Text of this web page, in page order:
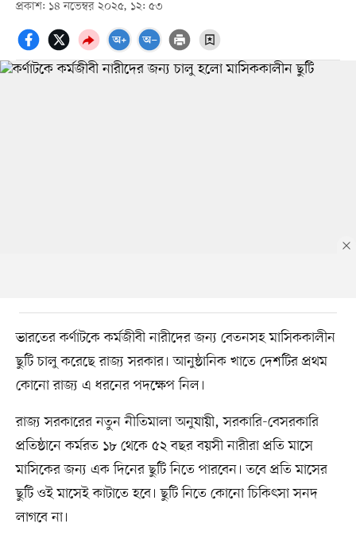
প্রকাশ: ১৪ নভেম্বর ২০২৫, ১২: ৫৩
ভারতের কর্ণাটকে কর্মজীবী নারীদের জন্য বেতনসহ মাসিককালীন
ছুটি চালু করেছে রাজ্য সরকার। আনুষ্ঠানিক খাতে দেশটির প্রথম
কোনো রাজ্য এ ধরনের পদক্ষেপ নিল।
রাজ্য সরকারের নতুন নীতিমালা অনুযায়ী, সরকারি-বেসরকারি
প্রতিষ্ঠানে কর্মরত ১৮ থেকে ৫২ বছর বয়সী নারীরা প্রতি মাসে
মাসিকের জন্য এক দিনের ছুটি নিতে পারবেন। তবে প্রতি মাসের
ছুটি ওই মাসেই কাটাতে হবে। ছুটি নিতে কোনো চিকিৎসা সনদ
লাগবে না।